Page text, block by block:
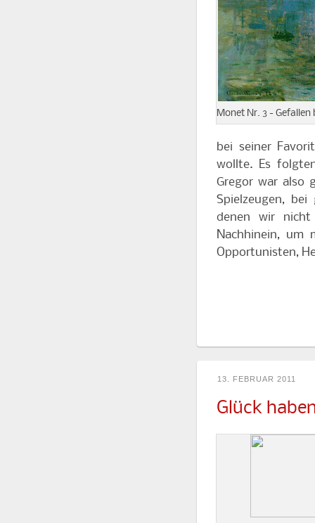
Monet Nr. 3 -
bei seiner
wollte. Es
Gregor war also
Spielzeugen,
denen wir nicht
Nachhinein, um
Opportunisten,
13. FEBRUAR 2011
Glück